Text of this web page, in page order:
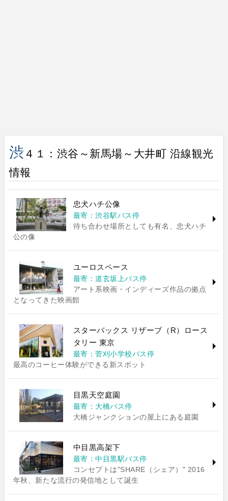
渋 ４１：渋谷～新馬場～大井町 沿線観光
情報
忠犬ハチ公像
最寄：渋谷駅バス停
待ち合わせ場所としても有名、忠犬ハチ
公の像
ユーロスペース
最寄：道玄坂上バス停
アート系映画・インディーズ作品の拠点
となってきた映画館
スターバックス リザーブ（R）ロース
タリー 東京
最寄：菅刈小学校バス停
最高のコーヒー体験ができる新スポット
目黒天空庭園
最寄：大橋バス停
大橋ジャンクションの屋上にある庭園
中目黒高架下
最寄：中目黒駅バス停
コンセプトは"SHARE（シェア）" 2016
年秋、新たな流行の発信地として誕生